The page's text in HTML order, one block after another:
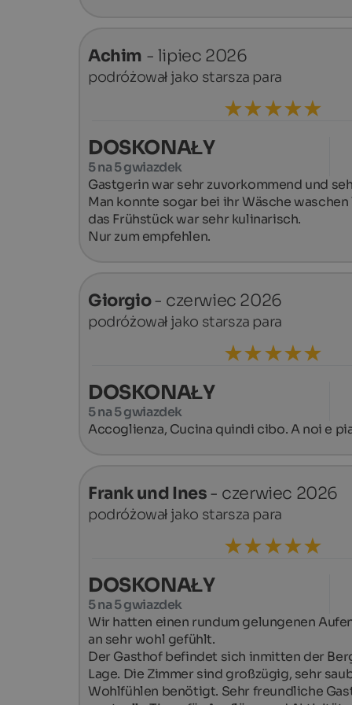
Achim - lipiec 2026
podróżował jako starsza para
DOSKONAŁY
5 na 5 gwiazdek
Gastgerin war sehr zuvorkommend und
Man konnte sogar bei ihr Wäsche
das Frühstück war sehr kulinarisch.
Nur zum empfehlen.
Giorgio- czerwiec 2026
podróżował jako starsza para
DOSKONAŁY
5 na 5 gwiazdek
Accoglienza, Cucina quindi cibo. A noi e
Frank und Ines- czerwiec 2026
podróżował jako starsza para
DOSKONAŁY
5 na 5 gwiazdek
Wir hatten einen rundum gelungenen
an sehr wohl gefühlt.
Der Gasthof befindet sich inmitten der
Lage. Die Zimmer sind großzügig, sehr
Wohlfühlen benötigt. Sehr freundliche